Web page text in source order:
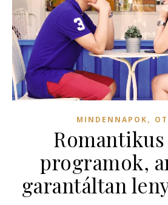
MINDENNAPOK,
programok,
garantáltan